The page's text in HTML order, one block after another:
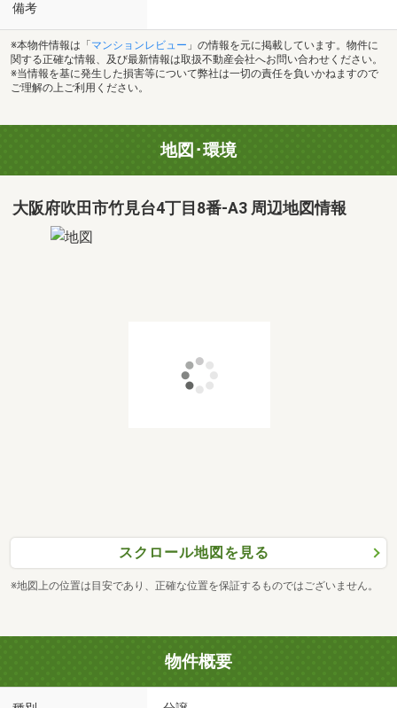
備考
※本物件情報は「 マンションレビュー 」の情報を元に掲載しています。物件に
関する正確な情報、及び最新情報は取扱不動産会社へお問い合わせください。
※当情報を基に発生した損害等について弊社は一切の責任を負いかねますので
ご理解の上ご利用ください。
地図･環境
大阪府吹田市竹見台4丁目8番-A3 周辺地図情報
スクロール地図を見る
※地図上の位置は目安であり、正確な位置を保証するものではございません。
物件概要